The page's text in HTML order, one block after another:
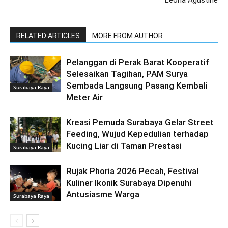
RELATED ARTICLES MORE FROM AUTHOR
Surabaya Raya
Pelanggan di Perak Barat Kooperatif
Selesaikan Tagihan, PAM Surya
Sembada Langsung Pasang Kembali
Meter Air
Surabaya Raya
Kreasi Pemuda Surabaya Gelar Street
Feeding, Wujud Kepedulian terhadap
Kucing Liar di Taman Prestasi
Surabaya Raya
Rujak Phoria 2026 Pecah, Festival
Kuliner Ikonik Surabaya Dipenuhi
Antusiasme Warga